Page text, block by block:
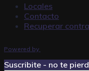
Locales
Contacto
Recuperar
Powered by
Suscribite - no te